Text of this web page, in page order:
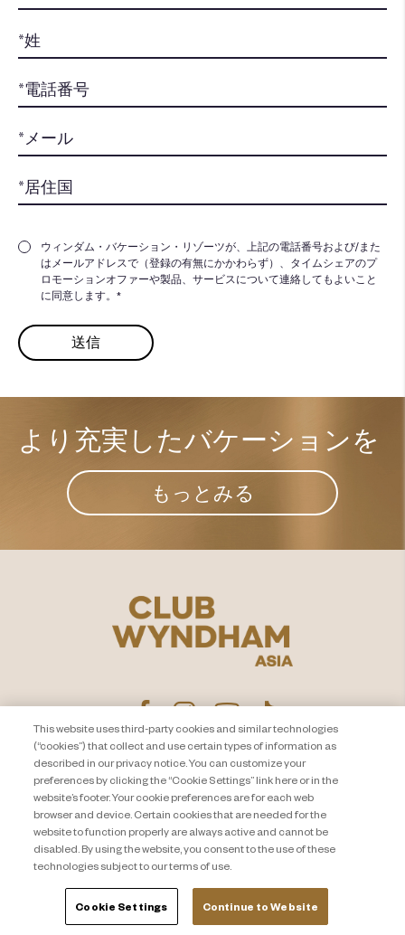
ウィンダム・バケーション・リゾーツが、上記の電話番号および/また
はメールアドレスで（登録の有無にかかわらず）、タイムシェアのプ
ロモーションオファーや製品、サービスについて連絡してもよいこと
に同意します。*
より充実した​バケーションを
もっとみる
プライバシー通知
About Travel + Leisure Co
Cookie Settings
お問い合わせ
サイトマップ
利用規約
This website uses third-party cookies and similar technologies
(“cookies”) that collect and use certain types of information as
described in our privacy notice. You can customize your
preferences by clicking the “Cookie Settings” link here or in the
website’s footer. Your cookie preferences are for each web
browser and device. Certain cookies that are needed for the
website to function properly are always active and cannot be
disabled. By using the website, you consent to the use of these
technologies subject to our terms of use.
Cookie Settings Continue to Website